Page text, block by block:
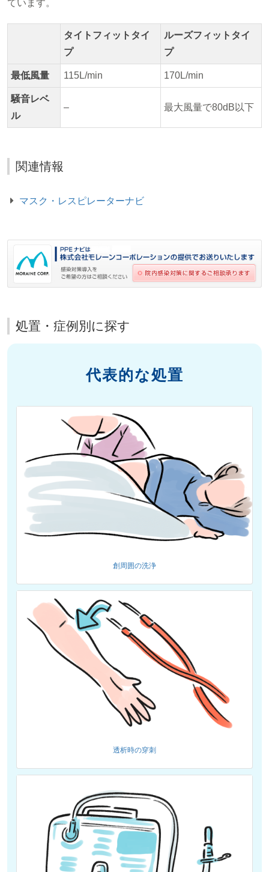
ています。
タイトフィットタイ
プ
ルーズフィットタイ
プ
最低風量 115L/min 170L/min
騒音レベ
ル
– 最大風量で80dB以下
関連情報
マスク・レスピレーターナビ
処置・症例別に探す
代表的な処置
創周囲の洗浄
透析時の穿刺